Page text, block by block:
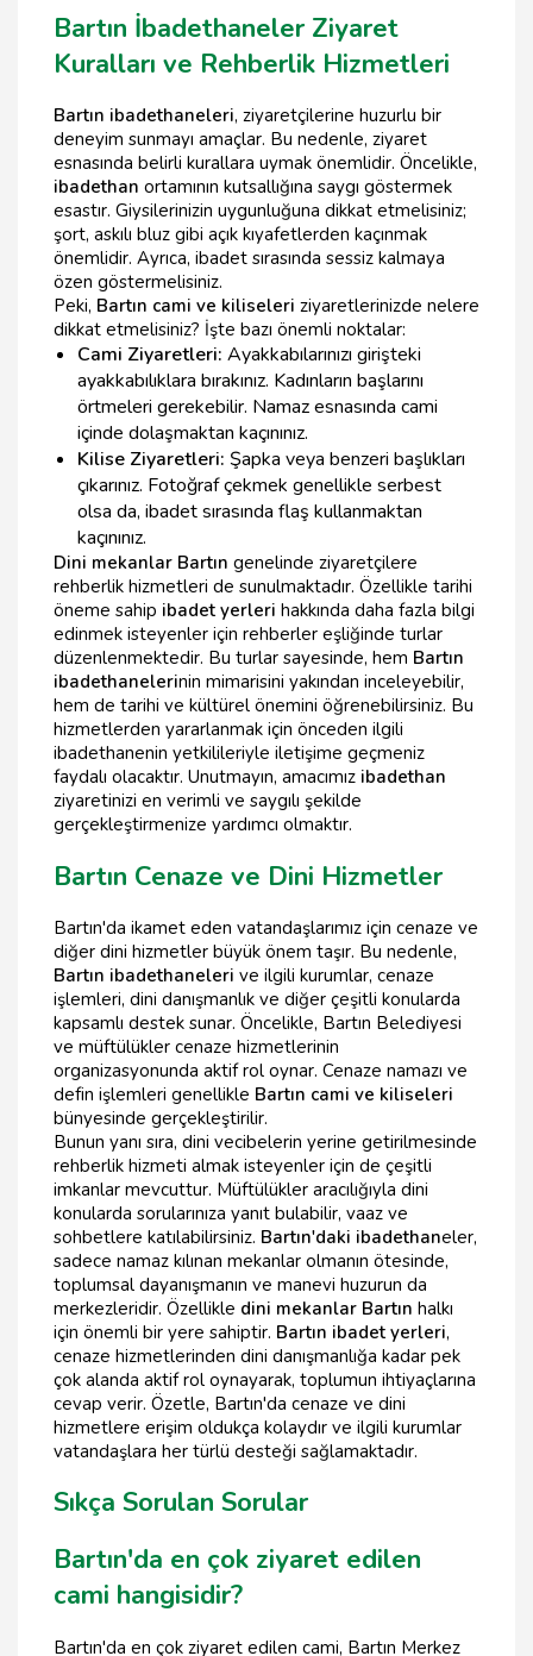
Bartın İbadethaneler Ziyaret
Kuralları ve Rehberlik Hizmetleri
Bartın ibadethaneleri, ziyaretçilerine huzurlu bir
deneyim sunmayı amaçlar. Bu nedenle, ziyaret
esnasında belirli kurallara uymak önemlidir. Öncelikle,
ibadethan ortamının kutsallığına saygı göstermek
esastır. Giysilerinizin uygunluğuna dikkat etmelisiniz;
şort, askılı bluz gibi açık kıyafetlerden kaçınmak
önemlidir. Ayrıca, ibadet sırasında sessiz kalmaya
özen göstermelisiniz.
Peki, Bartın cami ve kiliseleri ziyaretlerinizde nelere
dikkat etmelisiniz? İşte bazı önemli noktalar:
Cami Ziyaretleri: Ayakkabılarınızı girişteki
ayakkabılıklara bırakınız. Kadınların başlarını
örtmeleri gerekebilir. Namaz esnasında cami
içinde dolaşmaktan kaçınınız.
Kilise Ziyaretleri: Şapka veya benzeri başlıkları
çıkarınız. Fotoğraf çekmek genellikle serbest
olsa da, ibadet sırasında flaş kullanmaktan
kaçınınız.
Dini mekanlar Bartın genelinde ziyaretçilere
rehberlik hizmetleri de sunulmaktadır. Özellikle tarihi
öneme sahip ibadet yerleri hakkında daha fazla bilgi
edinmek isteyenler için rehberler eşliğinde turlar
düzenlenmektedir. Bu turlar sayesinde, hem Bartın
ibadethanelerinin mimarisini yakından inceleyebilir,
hem de tarihi ve kültürel önemini öğrenebilirsiniz. Bu
hizmetlerden yararlanmak için önceden ilgili
ibadethanenin yetkilileriyle iletişime geçmeniz
faydalı olacaktır. Unutmayın, amacımız ibadethan
ziyaretinizi en verimli ve saygılı şekilde
gerçekleştirmenize yardımcı olmaktır.
Bartın Cenaze ve Dini Hizmetler
Bartın'da ikamet eden vatandaşlarımız için cenaze ve
diğer dini hizmetler büyük önem taşır. Bu nedenle,
Bartın ibadethaneleri ve ilgili kurumlar, cenaze
işlemleri, dini danışmanlık ve diğer çeşitli konularda
kapsamlı destek sunar. Öncelikle, Bartın Belediyesi
ve müftülükler cenaze hizmetlerinin
organizasyonunda aktif rol oynar. Cenaze namazı ve
defin işlemleri genellikle Bartın cami ve kiliseleri
bünyesinde gerçekleştirilir.
Bunun yanı sıra, dini vecibelerin yerine getirilmesinde
rehberlik hizmeti almak isteyenler için de çeşitli
imkanlar mevcuttur. Müftülükler aracılığıyla dini
konularda sorularınıza yanıt bulabilir, vaaz ve
sohbetlere katılabilirsiniz. Bartın'daki ibadethaneler,
sadece namaz kılınan mekanlar olmanın ötesinde,
toplumsal dayanışmanın ve manevi huzurun da
merkezleridir. Özellikle dini mekanlar Bartın halkı
için önemli bir yere sahiptir. Bartın ibadet yerleri,
cenaze hizmetlerinden dini danışmanlığa kadar pek
çok alanda aktif rol oynayarak, toplumun ihtiyaçlarına
cevap verir. Özetle, Bartın'da cenaze ve dini
hizmetlere erişim oldukça kolaydır ve ilgili kurumlar
vatandaşlara her türlü desteği sağlamaktadır.
Sıkça Sorulan Sorular
Bartın'da en çok ziyaret edilen
cami hangisidir?
Bartın'da en çok ziyaret edilen cami, Bartın Merkez